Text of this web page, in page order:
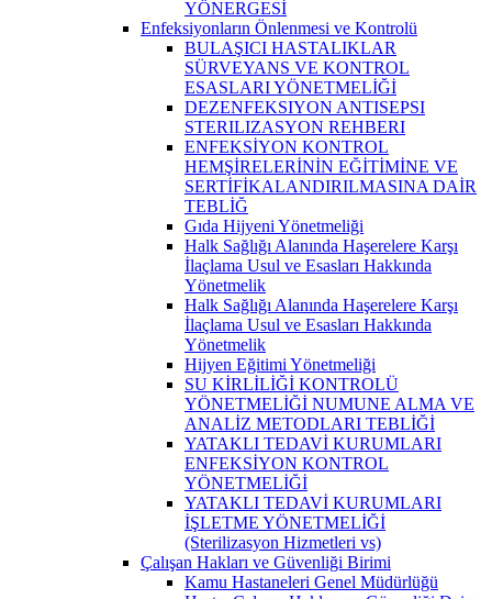
YÖNERGESİ
Enfeksiyonların Önlenmesi ve Kontrolü
BULAŞICI HASTALIKLAR
SÜRVEYANS VE KONTROL
ESASLARI YÖNETMELİĞİ
DEZENFEKSIYON ANTISEPSI
STERILIZASYON REHBERI
ENFEKSİYON KONTROL
HEMŞİRELERİNİN EĞİTİMİNE VE
SERTİFİKALANDIRILMASINA DAİR
TEBLİĞ
Gıda Hijyeni Yönetmeliği
Halk Sağlığı Alanında Haşerelere Karşı
İlaçlama Usul ve Esasları Hakkında
Yönetmelik
Halk Sağlığı Alanında Haşerelere Karşı
İlaçlama Usul ve Esasları Hakkında
Yönetmelik
Hijyen Eğitimi Yönetmeliği
SU KİRLİLİĞİ KONTROLÜ
YÖNETMELİĞİ NUMUNE ALMA VE
ANALİZ METODLARI TEBLİĞİ
YATAKLI TEDAVİ KURUMLARI
ENFEKSİYON KONTROL
YÖNETMELİĞİ
YATAKLI TEDAVİ KURUMLARI
İŞLETME YÖNETMELİĞİ
(Sterilizasyon Hizmetleri vs)
Çalışan Hakları ve Güvenliği Birimi
Kamu Hastaneleri Genel Müdürlüğü